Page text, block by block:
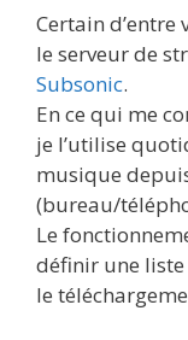
Certain
le serveur de
Subsonic.
En ce qui me
je l’utilise
musique
(bureau/
Le
définir une
le